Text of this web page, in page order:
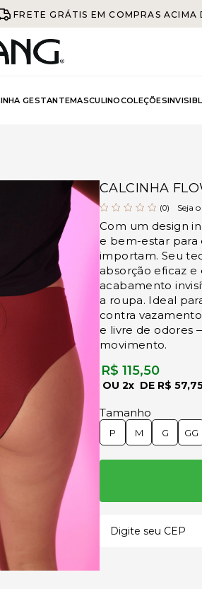
FRETE GRÁTIS EM COMPRAS
GESTANTEMASCULINOCOLEÇÕES
CALCINHA
(0) Seja
Com um design
e bem-estar para
importam. Seu
absorção eficaz
acabamento
a roupa. Ideal
contra
e livre de odores
movimento.
R$ 115,50
2x R$
Tamanho
P M G GG